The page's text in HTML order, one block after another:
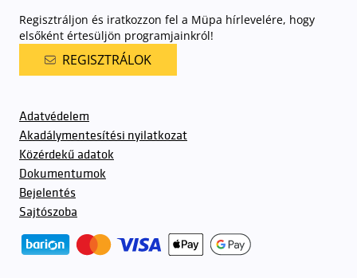
Regisztráljon és iratkozzon fel a Müpa hírlevelére, hogy
elsőként értesüljön programjainkról!
REGISZTRÁLOK
Adatvédelem
Akadálymentesítési nyilatkozat
Közérdekű adatok
Dokumentumok
Bejelentés
Sajtószoba